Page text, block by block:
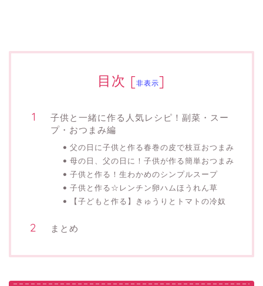
目次 [非表示]
子供と一緒に作る人気レシピ！副菜・スー
プ・おつまみ編
父の日に子供と作る春巻の皮で枝豆おつまみ
母の日、父の日に！子供が作る簡単おつまみ
子供と作る！生わかめのシンプルスープ
子供と作る☆レンチン卵ハムほうれん草
【子どもと作る】きゅうりとトマトの冷奴
まとめ